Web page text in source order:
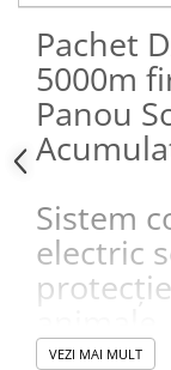
Stâlpi din plastic
Stâlpi din Lemn
Stâlpi din Fibră de
Stâlpi pentru
Testere pentru
Împământare
Întinzător Gard
Bandă pentru
Pachet
5000m
Panou
Sistem
electric
VEZI MAI MULT